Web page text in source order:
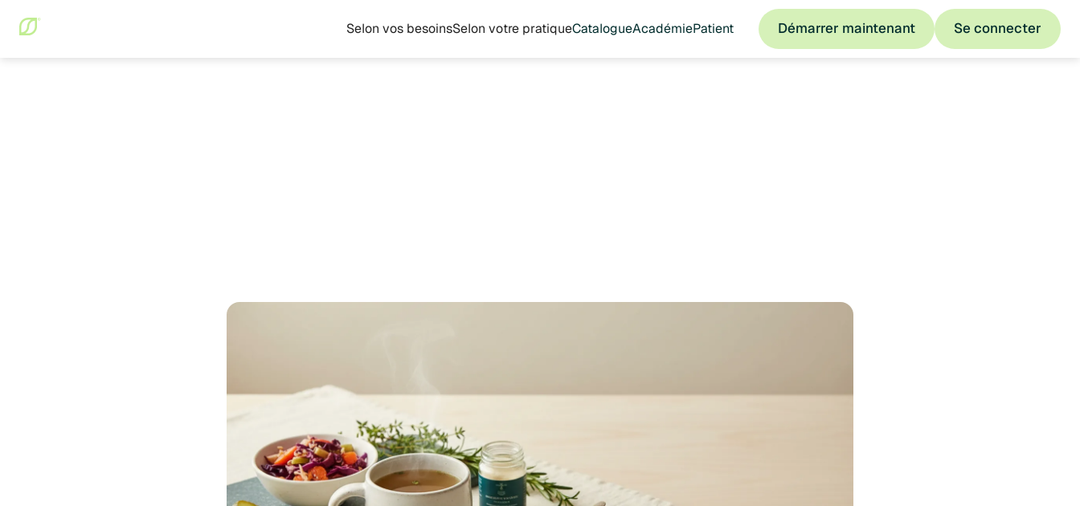
Selon vos besoinsSelon votre pratiqueCatalogueAcadémiePatient
Démarrer maintenant
Démarrer maintenant
Se connecter
Se connecter